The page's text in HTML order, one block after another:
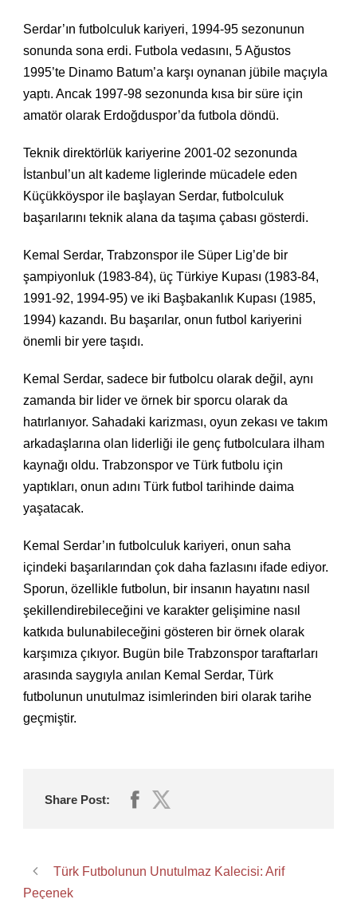
Serdar’ın futbolculuk kariyeri, 1994-95 sezonunun
sonunda sona erdi. Futbola vedasını, 5 Ağustos
1995’te Dinamo Batum’a karşı oynanan jübile maçıyla
yaptı. Ancak 1997-98 sezonunda kısa bir süre için
amatör olarak Erdoğduspor’da futbola döndü.
Teknik direktörlük kariyerine 2001-02 sezonunda
İstanbul’un alt kademe liglerinde mücadele eden
Küçükköyspor ile başlayan Serdar, futbolculuk
başarılarını teknik alana da taşıma çabası gösterdi.
Kemal Serdar, Trabzonspor ile Süper Lig’de bir
şampiyonluk (1983-84), üç Türkiye Kupası (1983-84,
1991-92, 1994-95) ve iki Başbakanlık Kupası (1985,
1994) kazandı. Bu başarılar, onun futbol kariyerini
önemli bir yere taşıdı.
Kemal Serdar, sadece bir futbolcu olarak değil, aynı
zamanda bir lider ve örnek bir sporcu olarak da
hatırlanıyor. Sahadaki karizması, oyun zekası ve takım
arkadaşlarına olan liderliği ile genç futbolculara ilham
kaynağı oldu. Trabzonspor ve Türk futbolu için
yaptıkları, onun adını Türk futbol tarihinde daima
yaşatacak.
Kemal Serdar’ın futbolculuk kariyeri, onun saha
içindeki başarılarından çok daha fazlasını ifade ediyor.
Sporun, özellikle futbolun, bir insanın hayatını nasıl
şekillendirebileceğini ve karakter gelişimine nasıl
katkıda bulunabileceğini gösteren bir örnek olarak
karşımıza çıkıyor. Bugün bile Trabzonspor taraftarları
arasında saygıyla anılan Kemal Serdar, Türk
futbolunun unutulmaz isimlerinden biri olarak tarihe
geçmiştir.
Share Post:
Türk Futbolunun Unutulmaz Kalecisi: Arif
Peçenek